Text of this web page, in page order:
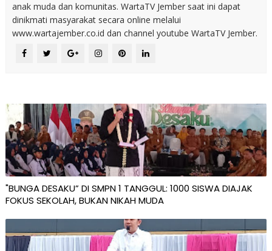
anak muda dan komunitas. WartaTV Jember saat ini dapat
dinikmati masyarakat secara online melalui
www.wartajember.co.id dan channel youtube WartaTV Jember.
"BUNGA DESAKU” DI SMPN 1 TANGGUL: 1000 SISWA DIAJAK
FOKUS SEKOLAH, BUKAN NIKAH MUDA